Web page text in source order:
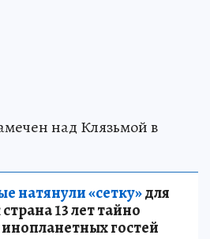
над Клязьмой в
натянули «сетку»для
13 лет тайно
инопланетных гостей